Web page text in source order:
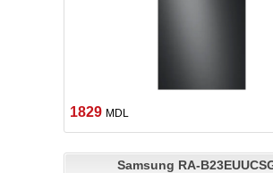
1829 MDL
Samsung RA-